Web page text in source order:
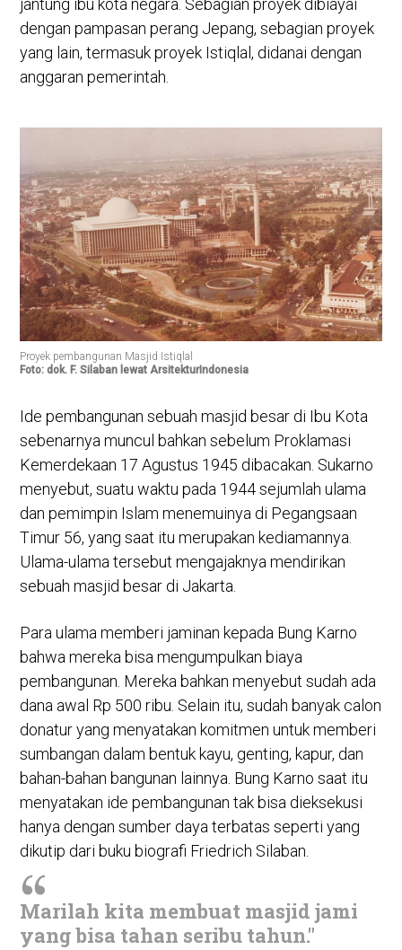
jantung ibu kota negara. Sebagian proyek dibiayai
dengan pampasan perang Jepang, sebagian proyek
yang lain, termasuk proyek Istiqlal, didanai dengan
anggaran pemerintah.
Proyek pembangunan Masjid Istiqlal
Foto: dok. F. Silaban lewat ArsitekturIndonesia
Ide pembangunan sebuah masjid besar di Ibu Kota
sebenarnya muncul bahkan sebelum Proklamasi
Kemerdekaan 17 Agustus 1945 dibacakan. Sukarno
menyebut, suatu waktu pada 1944 sejumlah ulama
dan pemimpin Islam menemuinya di Pegangsaan
Timur 56, yang saat itu merupakan kediamannya.
Ulama-ulama tersebut mengajaknya mendirikan
sebuah masjid besar di Jakarta.
Para ulama memberi jaminan kepada Bung Karno
bahwa mereka bisa mengumpulkan biaya
pembangunan. Mereka bahkan menyebut sudah ada
dana awal Rp 500 ribu. Selain itu, sudah banyak calon
donatur yang menyatakan komitmen untuk memberi
sumbangan dalam bentuk kayu, genting, kapur, dan
bahan-bahan bangunan lainnya. Bung Karno saat itu
menyatakan ide pembangunan tak bisa dieksekusi
hanya dengan sumber daya terbatas seperti yang
dikutip dari buku biografi Friedrich Silaban.
Marilah kita membuat masjid jami
yang bisa tahan seribu tahun."